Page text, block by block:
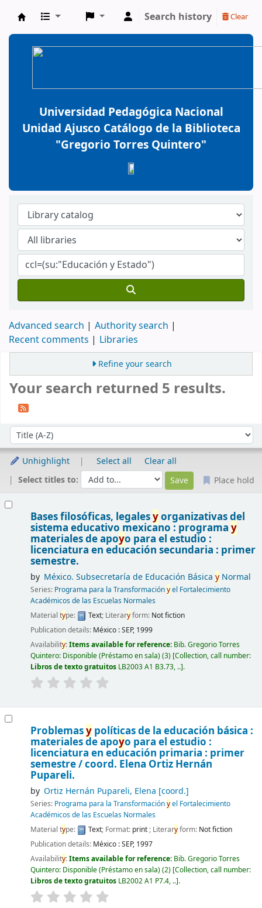
BiblioGTQ
Search history Clear
Universidad Pedagógica Nacional
Unidad Ajusco Catálogo de la Biblioteca
"Gregorio Torres Quintero"
Advanced search
Authority search
Recent comments
Libraries
Refine your search
Your search returned 5 results.
Sort by:
Unhighlight Select all
Clear all
Select titles to:
Place hold
Bases filosóficas, legalesyorganizativas del
sistema educativo mexicano : programa y
materiales de apoyo para el estudio :
licenciatura en educación secundaria : primer
semestre.
by México. Subsecretaría de Educación Básica yNormal
Series: Programa para la Transformaciónyel Fortalecimiento
Académicos de las Escuelas Normales
Material type: Text; Literaryform: Not fiction
Publication details: México :SEP, 1999
Availability:Items available for reference: Bib. Gregorio Torres
Quintero: Disponible (Préstamo en sala)(3) Collection, call number:
Libros de texto gratuitos LB2003 A1 B3.73, .. .
Problemasypolíticas de la educación básica :
materiales de apoyo para el estudio :
licenciatura en educación primaria : primer
semestre /coord. Elena Ortiz Hernán
Pupareli.
by Ortiz Hernán Pupareli, Elena [coord.]
Series: Programa para la Transformaciónyel Fortalecimiento
Académicos de las Escuelas Normales
Material type: Text; Format: print; Literaryform: Not fiction
Publication details: México :SEP, 1997
Availability:Items available for reference: Bib. Gregorio Torres
Quintero: Disponible (Préstamo en sala)(2) Collection, call number:
Libros de texto gratuitos LB2002 A1 P7.4, .. .